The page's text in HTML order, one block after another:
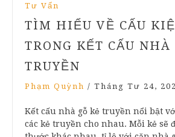
Tư Vấn
TÌM HIỂU VỀ CẤU
TRONG KẾT CẤU NHÀ
TRUYỀN
Phạm Quỳnh / Tháng Tư 24,
Kết cấu nhà gỗ kẻ truyền nổi bật
các kẻ truyền cho nhau. Mỗi kẻ sẽ